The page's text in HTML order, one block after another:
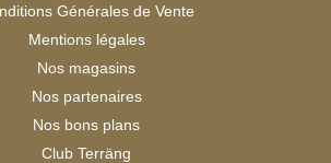
Générales de Vente
Mentions légales
Nos magasins
Nos partenaires
Nos bons plans
Club Terräng